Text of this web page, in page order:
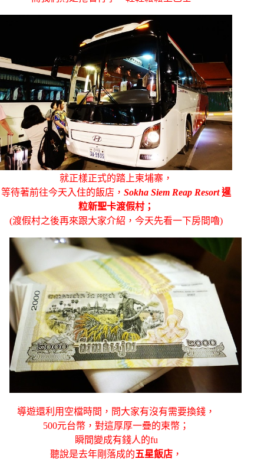
就正樣正式的踏上柬埔寨，
等待著前往今天入住的飯店，Sokha Siem Reap Resort暹
粒新聖卡渡假村；
(渡假村之後再來跟大家介紹，今天先看一下房間嚕)
導遊還利用空檔時間，問大家有沒有需要換錢，
500元台幣，對這厚厚一疊的柬幣；
瞬間變成有錢人的fu
聽說是去年剛落成的五星飯店 ，